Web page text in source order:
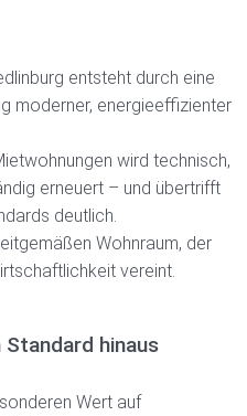
entsteht durch eine
moderner, energieeffizienter
wird technisch,
erneuert – und übertrifft
deutlich.
Wohnraum, der
vereint.
hinaus
Wert auf